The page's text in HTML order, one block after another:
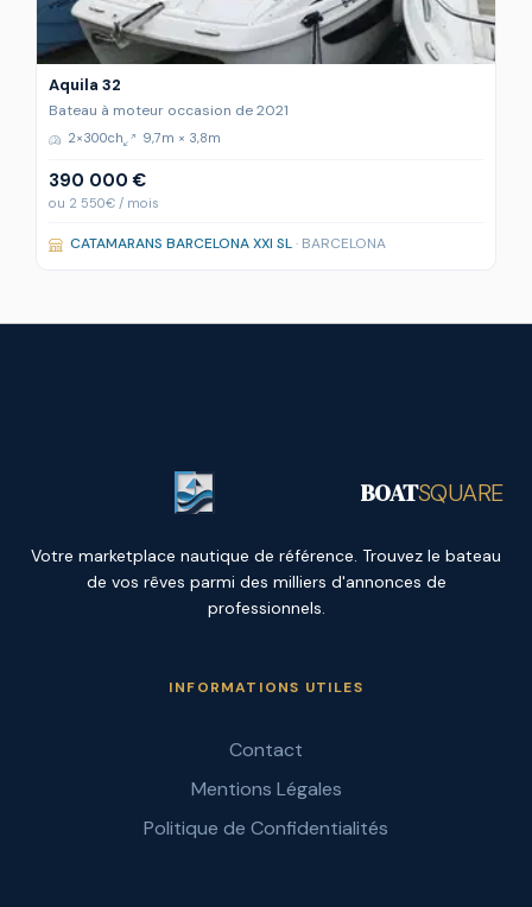
Aquila 32
Bateau à moteur occasion de 2021
2×300ch 9,7m × 3,8m
390 000 €
ou 2 550€ / mois
CATAMARANS BARCELONA XXI SL· BARCELONA
BOATSQUARE
Votre marketplace nautique de référence. Trouvez le bateau
de vos rêves parmi des milliers d'annonces de
professionnels.
INFORMATIONS UTILES
Contact
Mentions Légales
Politique de Confidentialités